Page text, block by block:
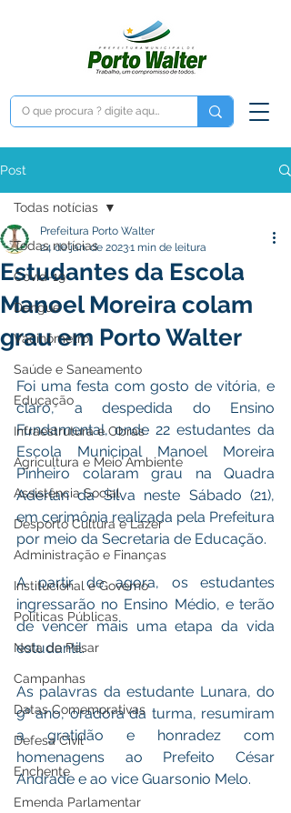
Post
Todas notícias
Covid-19
Dengue
Vacinômetro
Saúde e Saneamento
Educação
Infraestrutura e Obras
Agricultura e Meio Ambiente
Assistência Social
Desporto Cultura e Lazer
Administração e Finanças
Institucional e Governo
Políticas Públicas
Nota de Pesar
Campanhas
Datas Comemorativas
Defesa Civil
Enchente
Emenda Parlamentar
Todas notícias
Estudantes da Escola
Manoel Moreira colam
grau em Porto Walter
Prefeitura Porto Walter
24 de jan. de 20231 min de leitura
Foi uma festa com gosto de vitória, e
claro, a despedida do Ensino
Fundamental, onde 22 estudantes da
Escola Municipal Manoel Moreira
Pinheiro colaram grau na Quadra
Aderlan da Silva neste Sábado (21),
em cerimônia realizada pela Prefeitura
por meio da Secretaria de Educação.
A partir de agora, os estudantes
ingressarão no Ensino Médio, e terão
de vencer mais uma etapa da vida
estudantil.
As palavras da estudante Lunara, do
9º ano, oradora da turma, resumiram
a gratidão e honradez com
homenagens ao Prefeito César
Andrade e ao vice Guarsonio Melo.